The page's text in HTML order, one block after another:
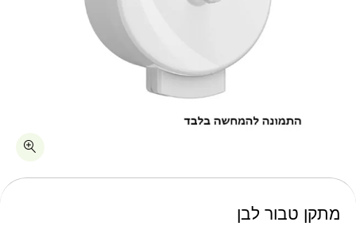
מתקן טבור לבן
כמות מתקן טבור לבן